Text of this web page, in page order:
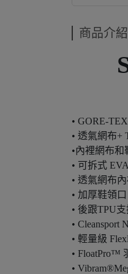
商品介紹
• GORE-
• 透氣網布+
•內裡網布
• 可拆式
• 透氣網布
• 加厚鞋領
• 後跟TPU
•
• 輕量級
• FloatPro™
•